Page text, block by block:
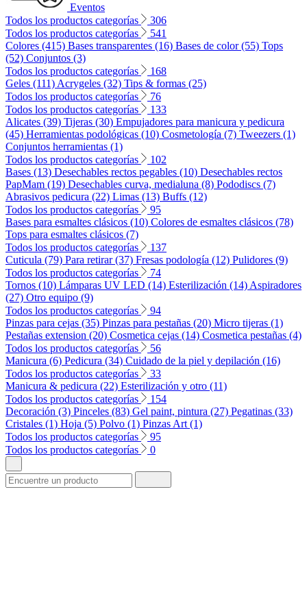
Eventos
Todos los productos categorías
306
Todos los productos categorías
541
Colores (415) Bases transparentes (16) Bases de color (55) Tops
(52) Conjuntos (3)
Todos los productos categorías
168
Geles (111) Acrygeles (32) Tips & formas (25)
Todos los productos categorías
76
Todos los productos categorías
133
Alicates (39) Tijeras (30) Empujadores para manicura y pedicura
(45) Herramientas podológicas (10) Cosmetología (7) Tweezers (1)
Conjuntos herramientas (1)
Todos los productos categorías
102
Bases (13) Desechables rectos pegables (10) Desechables rectos
PapMam (19) Desechables curva, medialuna (8) Pododiscs (7)
Abrasivos pedicura (22) Limas (13) Buffs (12)
Todos los productos categorías
95
Bases para esmaltes clásicos (10) Colores de esmaltes clásicos (78)
Tops para esmaltes clásicos (7)
Todos los productos categorías
137
Cuticula (79) Para retirar (37) Fresas podología (12) Pulidores (9)
Todos los productos categorías
74
Tornos (10) Lámparas UV LED (14) Esterilización (14) Aspiradores
(27) Otro equipo (9)
Todos los productos categorías
94
Pinzas para cejas (35) Pinzas para pestañas (20) Micro tijeras (1)
Pestañas extension (20) Cosmetica cejas (14) Cosmetica pestañas (4)
Todos los productos categorías
56
Manicura (6) Pedicura (34) Cuidado de la piel y depilación (16)
Todos los productos categorías
33
Manicura & pedicura (22) Esterilización y otro (11)
Todos los productos categorías
154
Decoración (3) Pinceles (83) Gel paint, pintura (27) Pegatinas (33)
Cristales (1) Hoja (5) Polvo (1) Pinzas Art (1)
Todos los productos categorías
95
Todos los productos categorías
0